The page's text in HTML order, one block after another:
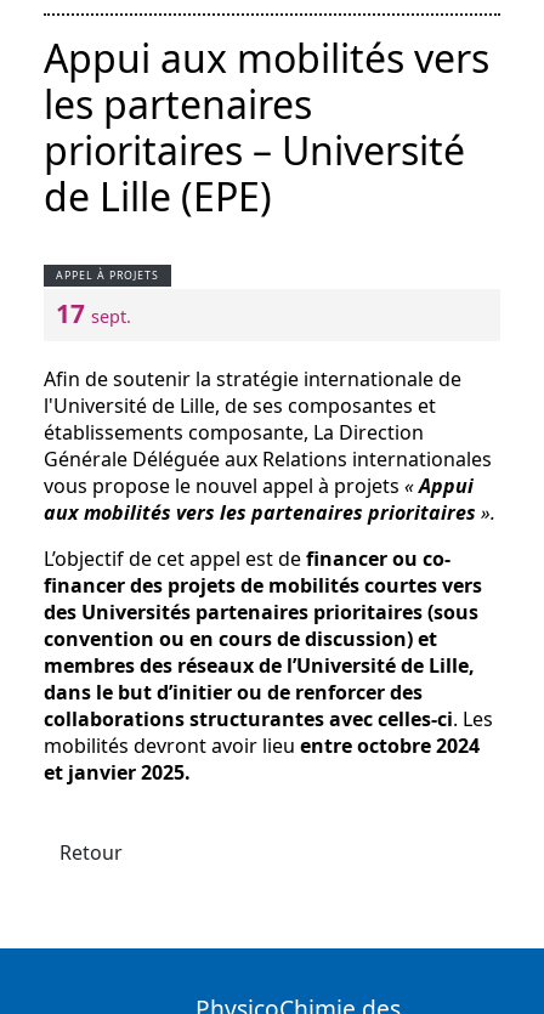
Appui aux mobilités vers
les partenaires
prioritaires – Université
de Lille (EPE)
APPEL À PROJETS
17 sept.
Afin de soutenir la stratégie internationale de
l'Université de Lille, de ses composantes et
établissements composante, La Direction
Générale Déléguée aux Relations internationales
vous propose le nouvel appel à projets «Appui
aux mobilités vers les partenaires prioritaires ».
L’objectif de cet appel est definancer ou co-
financer des projets de mobilités courtes vers
des Universités partenaires prioritaires (sous
convention ou en cours de discussion) et
membres des réseaux de l’Université de Lille,
dans le but d’initier ou de renforcer des
collaborations structurantes avec celles-ci. Les
mobilités devront avoir lieu entre octobre 2024
et janvier 2025.
Retour